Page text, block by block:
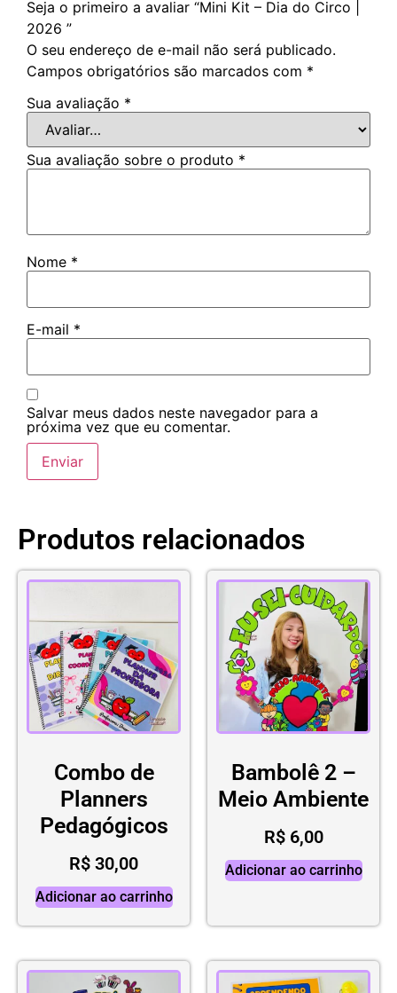
Seja o primeiro a avaliar “Mini Kit – Dia do Circo |
2026 ”
O seu endereço de e-mail não será publicado.
Campos obrigatórios são marcados com *
Sua avaliação *
Sua avaliação sobre o produto *
Nome *
E-mail *
Salvar meus dados neste navegador para a
próxima vez que eu comentar.
Produtos relacionados
Combo de
Planners
Pedagógicos
R$ 30,00
Adicionar ao carrinho
Bambolê 2 –
Meio Ambiente
R$6,00
Adicionar ao carrinho